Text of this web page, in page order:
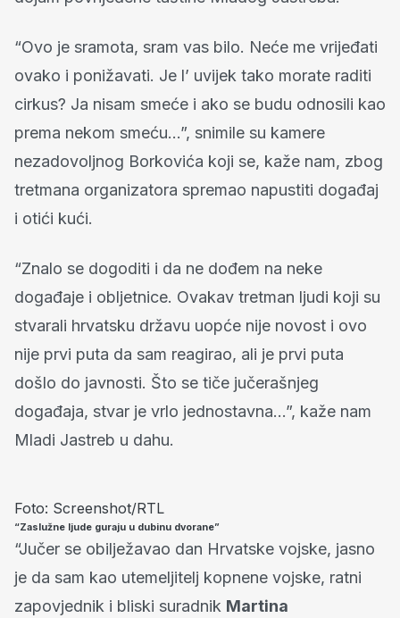
“Ovo je sramota, sram vas bilo. Neće me vrijeđati
ovako i ponižavati. Je l’ uvijek tako morate raditi
cirkus? Ja nisam smeće i ako se budu odnosili kao
prema nekom smeću…”, snimile su kamere
nezadovoljnog Borkovića koji se, kaže nam, zbog
tretmana organizatora spremao napustiti događaj
i otići kući.
“Znalo se dogoditi i da ne dođem na neke
događaje i obljetnice. Ovakav tretman ljudi koji su
stvarali hrvatsku državu uopće nije novost i ovo
nije prvi puta da sam reagirao, ali je prvi puta
došlo do javnosti. Što se tiče jučerašnjeg
događaja, stvar je vrlo jednostavna…”, kaže nam
Mladi Jastreb u dahu.
Foto: Screenshot/RTL
“Zaslužne ljude guraju u dubinu dvorane”
“Jučer se obilježavao dan Hrvatske vojske, jasno
je da sam kao utemeljitelj kopnene vojske, ratni
zapovjednik i bliski suradnik Martina